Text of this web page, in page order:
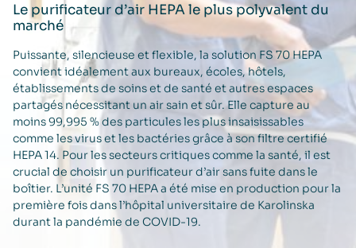
Le purificateur d’air HEPA le plus polyvalent du
marché
Puissante, silencieuse et flexible, la solution FS 70 HEPA
convient idéalement aux bureaux, écoles, hôtels,
établissements de soins et de santé et autres espaces
partagés nécessitant un air sain et sûr. Elle capture au
moins 99,995 % des particules les plus insaisissables
comme les virus et les bactéries grâce à son filtre certifié
HEPA 14. Pour les secteurs critiques comme la santé, il est
crucial de choisir un purificateur d’air sans fuite dans le
boîtier. L’unité FS 70 HEPA a été mise en production pour la
première fois dans l’hôpital universitaire de Karolinska
durant la pandémie de COVID-19.